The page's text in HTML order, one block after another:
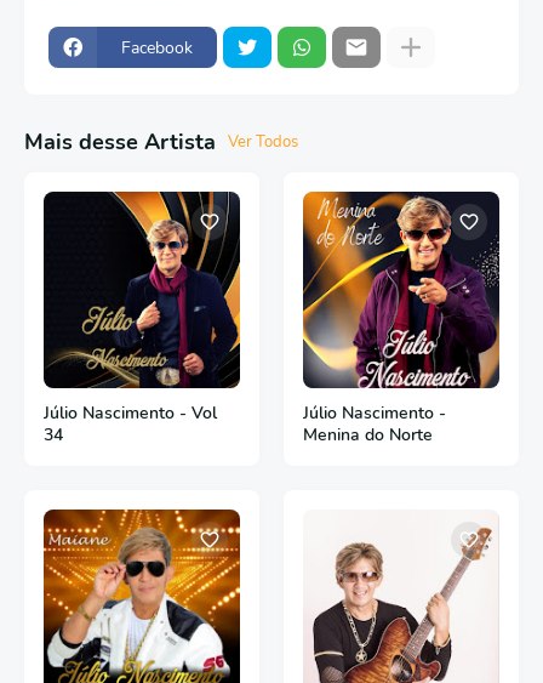
Facebook
Mais desse Artista Ver Todos
Júlio Nascimento - Vol
34
Júlio Nascimento -
Menina do Norte